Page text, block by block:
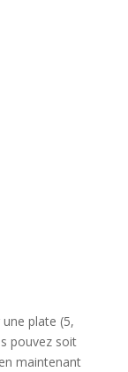
plate (5,
pouvez soit
maintenant